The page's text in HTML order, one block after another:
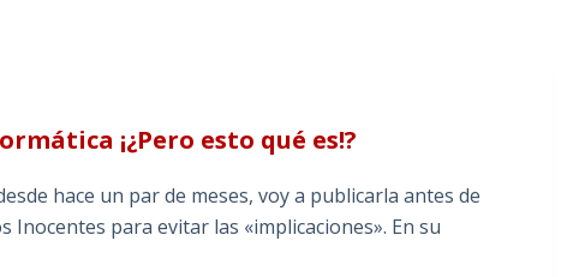
¡¿Pero esto qué es!?
hace un par de meses, voy a publicarla antes de
Inocentes para evitar las «implicaciones». En su